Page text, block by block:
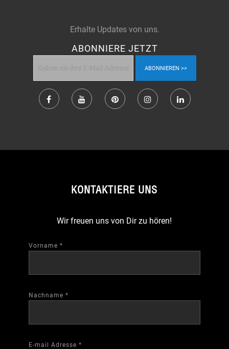
Erhalte Updates von uns.
ABONNIERE JETZT
ABONNIEREN
KONTAKTIERE UNS
Wir freuen uns von Dir zu hören!
Vorname *
Nachname *
E-mail Adresse *